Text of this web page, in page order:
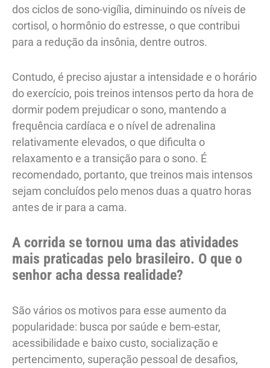
dos ciclos de sono-vigília, diminuindo os níveis de
cortisol, o hormônio do estresse, o que contribui
para a redução da insônia, dentre outros.
Contudo, é preciso ajustar a intensidade e o horário
do exercício, pois treinos intensos perto da hora de
dormir podem prejudicar o sono, mantendo a
frequência cardíaca e o nível de adrenalina
relativamente elevados, o que dificulta o
relaxamento e a transição para o sono. É
recomendado, portanto, que treinos mais intensos
sejam concluídos pelo menos duas a quatro horas
antes de ir para a cama.
A corrida se tornou uma das atividades
mais praticadas pelo brasileiro. O que o
senhor acha dessa realidade?
São vários os motivos para esse aumento da
popularidade: busca por saúde e bem-estar,
acessibilidade e baixo custo, socialização e
pertencimento, superação pessoal de desafios,